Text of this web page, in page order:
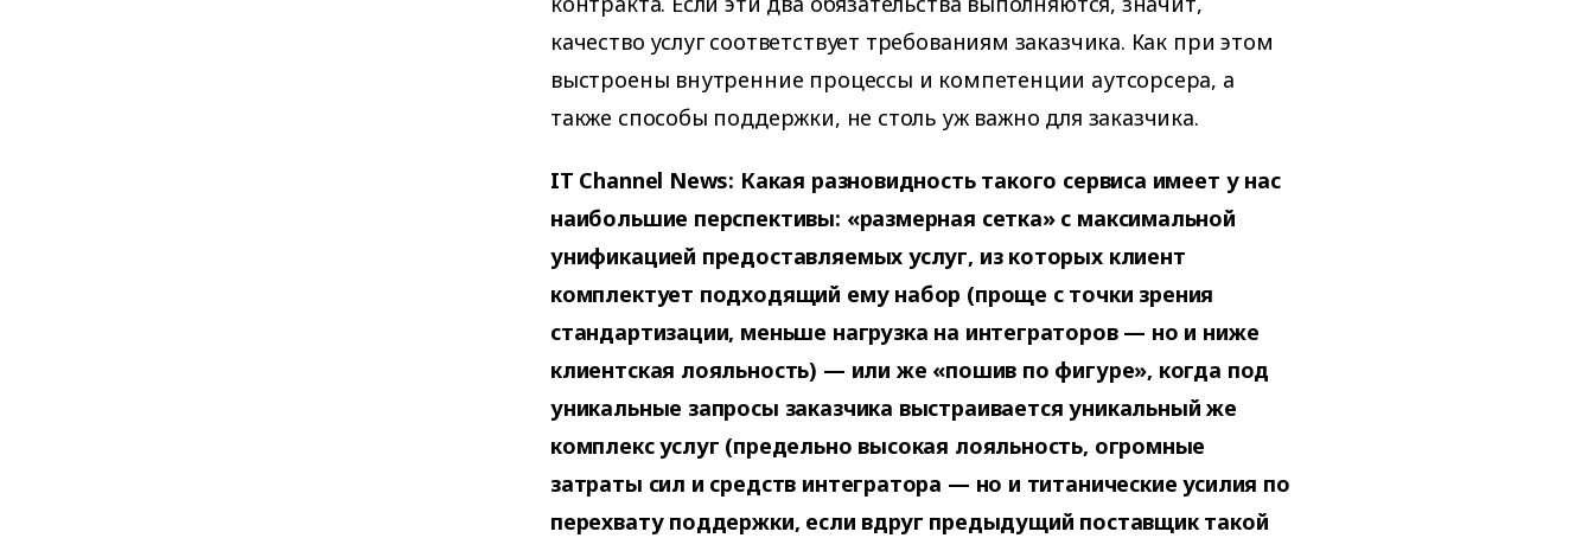
качество услуг соответствует требованиям заказчика. Как при этом
выстроены внутренние процессы и компетенции аутсорсера, а
также способы поддержки, не столь уж важно для заказчика.
IT Channel News: Какая разновидность такого сервиса имеет у нас
наибольшие перспективы: «размерная сетка» с максимальной
унификацией предоставляемых услуг, из которых клиент
комплектует подходящий ему набор (проще с точки зрения
стандартизации, меньше нагрузка на интеграторов — но и ниже
клиентская лояльность) — или же «пошив по фигуре», когда под
уникальные запросы заказчика выстраивается уникальный же
комплекс услуг (предельно высокая лояльность, огромные
затраты сил и средств интегратора — но и титанические усилия по
перехвату поддержки, если вдруг предыдущий поставщик такой